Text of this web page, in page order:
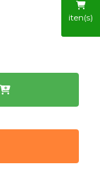
iten(s)